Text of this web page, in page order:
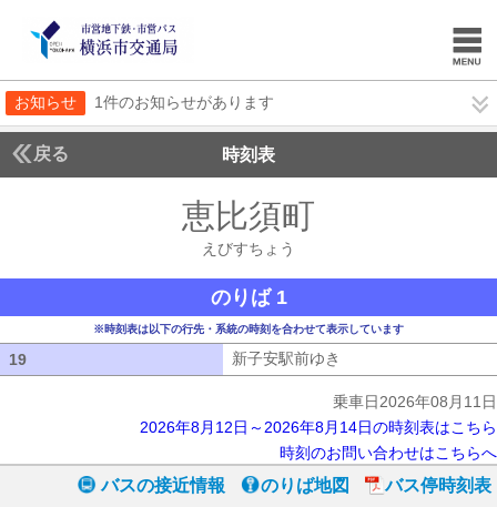
お知らせ 1件のお知らせがあります
戻る 時刻表
恵比須町
えびすちょう
のりば 1
※時刻表は以下の行先・系統の時刻を合わせて表示しています
19 新子安駅前ゆき
乗車日2026年08月11日
2026年8月12日～2026年8月14日の時刻表はこちら
時刻のお問い合わせはこちらへ
バスの接近情報 のりば地図
バス停時刻表